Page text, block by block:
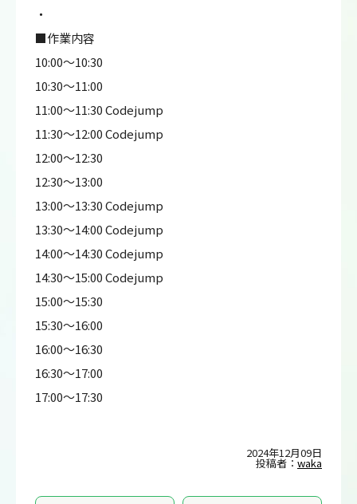
・
■作業内容
10:00～10:30
10:30～11:00
11:00～11:30 Codejump
11:30～12:00 Codejump
12:00～12:30
12:30～13:00
13:00～13:30 Codejump
13:30～14:00 Codejump
14:00～14:30 Codejump
14:30～15:00 Codejump
15:00～15:30
15:30～16:00
16:00～16:30
16:30～17:00
17:00～17:30
2024年12月09日
投稿者： waka